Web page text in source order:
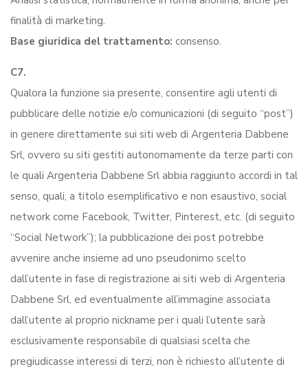
finalità di marketing.
Base giuridica del trattamento: consenso.
C7.
Qualora la funzione sia presente, consentire agli utenti di
pubblicare delle notizie e/o comunicazioni (di seguito “post”)
in genere direttamente sui siti web di Argenteria Dabbene
Srl, ovvero su siti gestiti autonomamente da terze parti con
le quali Argenteria Dabbene Srl abbia raggiunto accordi in tal
senso, quali, a titolo esemplificativo e non esaustivo, social
network come Facebook, Twitter, Pinterest, etc. (di seguito
“Social Network”); la pubblicazione dei post potrebbe
avvenire anche insieme ad uno pseudonimo scelto
dall’utente in fase di registrazione ai siti web di Argenteria
Dabbene Srl, ed eventualmente all’immagine associata
dall’utente al proprio nickname per i quali l’utente sarà
esclusivamente responsabile di qualsiasi scelta che
pregiudicasse interessi di terzi, non è richiesto all’utente di